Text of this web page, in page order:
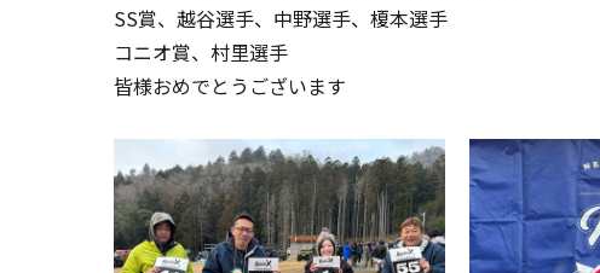
SS賞、越谷選手、中野選手、榎本選手
コニオ賞、村里選手
皆様おめでとうございます